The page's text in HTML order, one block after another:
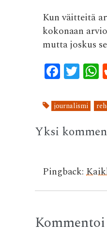
Kun väitteitä
kokonaan
mutta joskus
F
ac
e
b
o
k
T
w
it
te
r
s
journalismi
Yksi
Pingback:
Kommentoi